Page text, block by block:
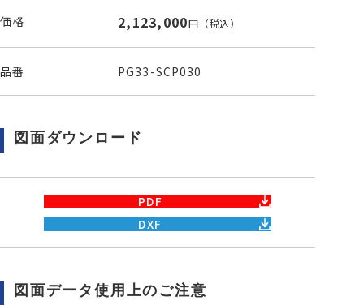
価格 2,123,000円 （税込）
品番 PG33-SCP030
図面ダウンロード
PDF
DXF
図面データ使用上のご注意